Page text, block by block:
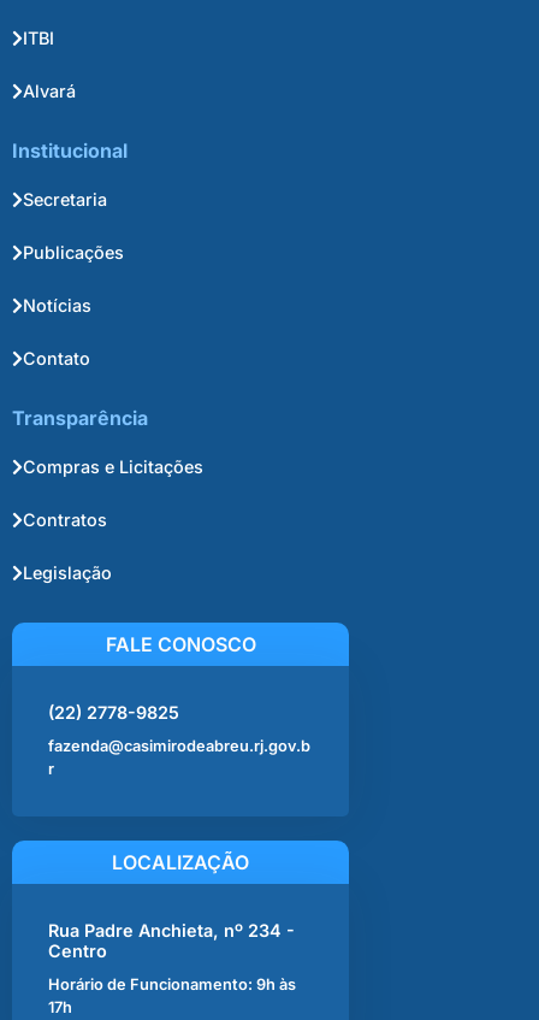
ITBI
Alvará
Institucional
Secretaria
Publicações
Notícias
Contato
Transparência
Compras e Licitações
Contratos
Legislação
FALE CONOSCO
(22) 2778-9825
fazenda@casimirodeabreu.rj.gov.b
r
LOCALIZAÇÃO
Rua Padre Anchieta, nº 234 -
Centro
Horário de Funcionamento: 9h às
17h